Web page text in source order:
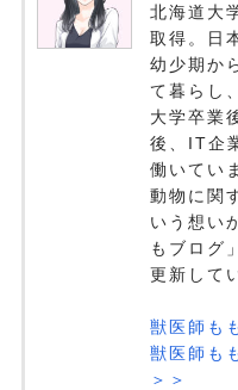
北海道大
取得。日
幼少期か
て暮らし
大学卒業
後、IT企
働いてい
動物に関
いう想い
もブログ
更新して
獣医師も
獣医師も
＞＞